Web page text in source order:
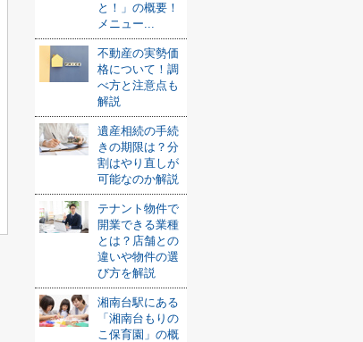
と！」の概要！
メニュー...
不動産の実勢価
格について！調
べ方と注意点も
解説
遺産相続の手続
きの期限は？分
割はやり直しが
可能なのか解説
テナント物件で
開業できる業種
とは？店舗との
違いや物件の選
び方を解説
湘南台駅にある
「湘南台もりの
こ保育園」の概